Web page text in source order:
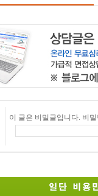
이 글은 비밀글입니다. 비